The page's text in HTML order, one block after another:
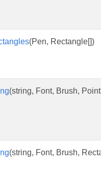
(Pen, Rectangle[])
(string, Font, Brush,
(string, Font, Brush,